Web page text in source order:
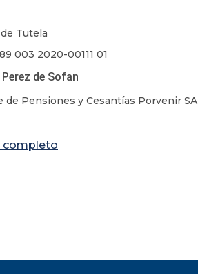
de Tutela
003 2020-00111 01
de Sofan
de Pensiones y Cesantías Porvenir SA
completo